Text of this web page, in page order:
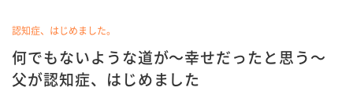
認知症、はじめました。
何でもないような道が～幸せだったと思う～
父が認知症、はじめました